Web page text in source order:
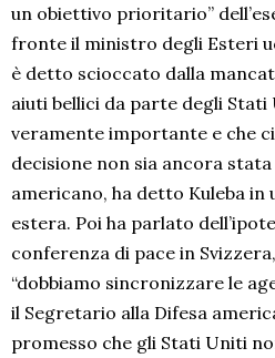
un obiettivo prioritario”
fronte il ministro degli Esteri
è detto scioccato dalla
aiuti bellici da parte degli Stati
veramente importante e che
decisione non sia ancora
americano, ha detto Kuleba
estera. Poi ha parlato
conferenza di pace in
“dobbiamo sincronizzare le
il Segretario alla Difesa
promesso che gli Stati Uniti